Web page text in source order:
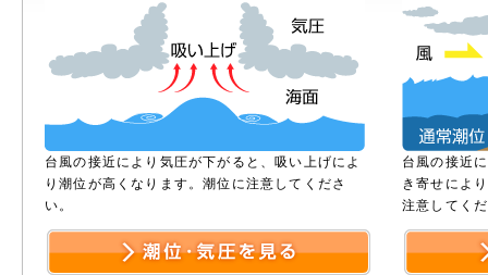
台風の接近により気圧が下がると、吸い上げによ
り潮位が高くなります。潮位に注意してくださ
い。
台風の接近
き寄せによ
注意してく